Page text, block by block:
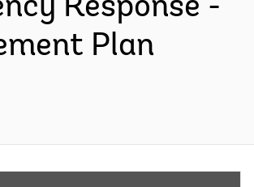
Response -
Plan